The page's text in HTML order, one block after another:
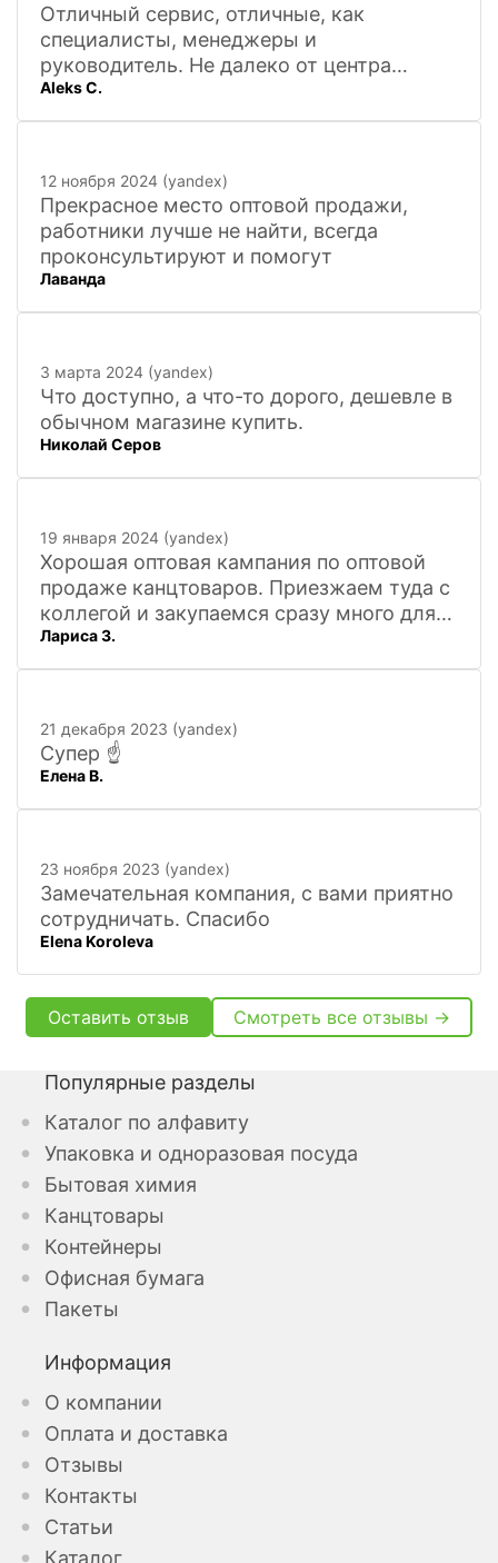
Отличный сервис, отличные, как
специалисты, менеджеры и
руководитель. Не далеко от центра
города, 20 минут
Aleks C.
12 ноября 2024 (yandex)
Прекрасное место оптовой продажи,
работники лучше не найти, всегда
проконсультируют и помогут
Лаванда
3 марта 2024 (yandex)
Что доступно, а что-то дорого, дешевле в
обычном магазине купить.
Николай Серов
19 января 2024 (yandex)
Хорошая оптовая кампания по оптовой
продаже канцтоваров. Приезжаем туда с
коллегой и закупаемся сразу много для
офиса. Удобно. Есть практически всё, что
нужно, и по хорошим ценам. Вежливый
искать
Лариса З.
21 декабря 2023 (yandex)
Супер ☝️
Елена В.
23 ноября 2023 (yandex)
Замечательная компания, с вами приятно
сотрудничать. Спасибо
Elena Koroleva
Оставить отзыв Смотреть все отзывы →
Популярные разделы
Каталог по алфавиту
Упаковка и одноразовая посуда
Бытовая химия
Канцтовары
Контейнеры
Офисная бумага
Пакеты
Информация
О компании
Оплата и доставка
Отзывы
Контакты
Статьи
Каталог